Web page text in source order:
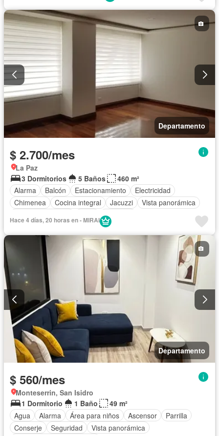
Vista panorámica
Wifi
Departamento
$ 2.700/mes
La Paz
3 Dormitorios
5 Baños
460 m²
Alarma
Balcón Estacionamiento
Electricidad
Chimenea
Cocina integral Jacuzzi
Vista panorámica
Conserje
Acceso para personas con discapacidad
Garita de guardianía
Ascensor Seguridad Sin amoblar
Hace 4 días, 20 horas en - MIRAI
Departamento
$ 560/mes
Monteserrin, San Isidro
1 Dormitorio
1 Baño
49 m²
Agua
Alarma Área para niños Ascensor
Parrilla
Conserje
Seguridad
Vista panorámica